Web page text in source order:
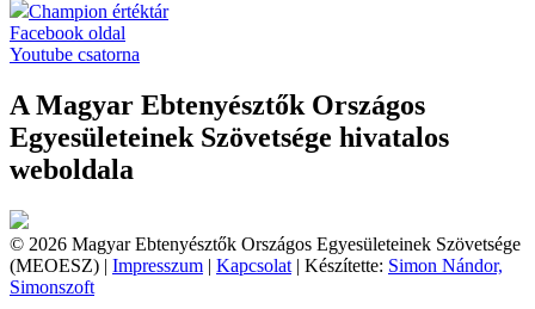
Champion értéktár
Facebook oldal
Youtube csatorna
A Magyar Ebtenyésztők Országos
Egyesületeinek Szövetsége hivatalos
weboldala
© 2026 Magyar Ebtenyésztők Országos Egyesületeinek Szövetsége
(MEOESZ) | Impresszum | Kapcsolat | Készítette: Simon Nándor,
Simonszoft